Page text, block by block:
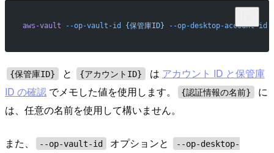
aws-vault --op-vault-id {保管庫ID} --op-desktop-account-id
{保管庫ID} と {アカウントID} は アカウント ID と保管庫
ID の確認 でメモした値を使用します。 {認証情報の名前}
に
は、任意の名前を使用して構いません。
また、 --op-vault-id オプションと
--op-desktop-